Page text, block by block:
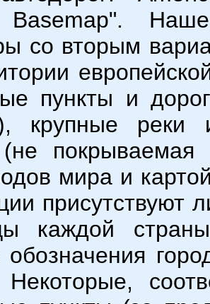
Basemap".
со вторым
пункты и
крупные реки
покрываемая
мира и
присутствуют
каждой
обозначения
Некоторые,